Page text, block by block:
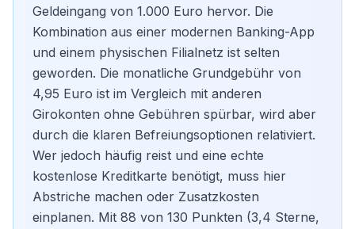
Geldeingang von 1.000 Euro hervor. Die
Kombination aus einer modernen Banking-App
und einem physischen Filialnetz ist selten
geworden. Die monatliche Grundgebühr von
4,95 Euro ist im Vergleich mit anderen
Girokonten ohne Gebühren spürbar, wird aber
durch die klaren Befreiungsoptionen relativiert.
Wer jedoch häufig reist und eine echte
kostenlose Kreditkarte benötigt, muss hier
Abstriche machen oder Zusatzkosten
einplanen. Mit 88 von 130 Punkten (3,4 Sterne,